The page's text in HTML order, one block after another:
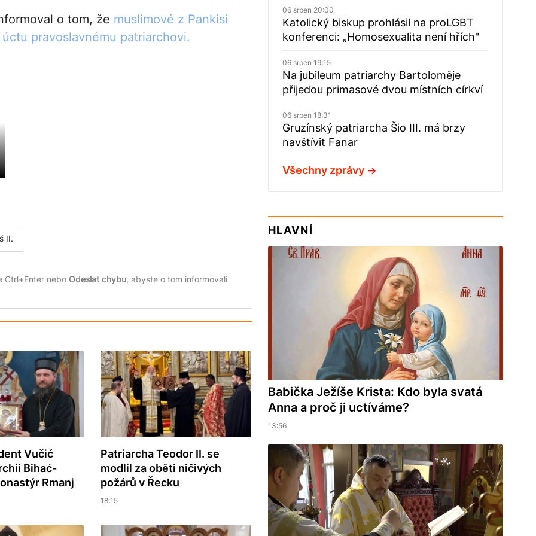
o tom, že muslimové z Pankisi
pravoslavnému patriarchovi.
II.
Ctrl+Enter nebo Odeslat chybu, abyste o tom informovali
Vučić
Bihać-
Rmanj
Patriarcha Teodor II. se
modlil za oběti ničivých
požárů v Řecku
18:15
06 srpen 20:00
Katolický biskup prohlásil na proLGBT
konferenci: „Homosexualita není hřích"
06 srpen 19:15
Na jubileum patriarchy Bartoloměje
přijedou primasové dvou místních církví
06 srpen 18:31
Gruzínský patriarcha Šio III. má brzy
navštívit Fanar
Všechny zprávy
HLAVNÍ
Babička Ježíše Krista: Kdo byla svatá
Anna a proč ji uctíváme?
13:56